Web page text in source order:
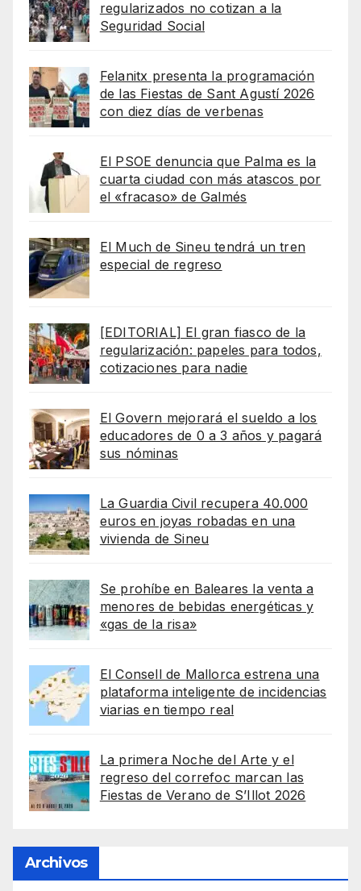
regularizados no cotizan a la
Seguridad Social
Felanitx presenta la programación
de las Fiestas de Sant Agustí 2026
con diez días de verbenas
El PSOE denuncia que Palma es la
cuarta ciudad con más atascos por
el «fracaso» de Galmés
El Much de Sineu tendrá un tren
especial de regreso
[EDITORIAL] El gran fiasco de la
regularización: papeles para todos,
cotizaciones para nadie
El Govern mejorará el sueldo a los
educadores de 0 a 3 años y pagará
sus nóminas
La Guardia Civil recupera 40.000
euros en joyas robadas en una
vivienda de Sineu
Se prohíbe en Baleares la venta a
menores de bebidas energéticas y
«gas de la risa»
El Consell de Mallorca estrena una
plataforma inteligente de incidencias
viarias en tiempo real
La primera Noche del Arte y el
regreso del correfoc marcan las
Fiestas de Verano de S’Illot 2026
Archivos